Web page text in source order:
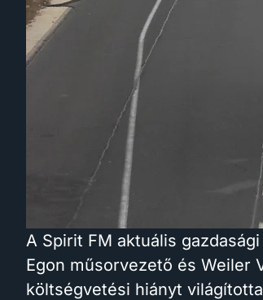
A Spirit FM aktuális
Egon műsorvezető és Weiler
költségvetési hiányt